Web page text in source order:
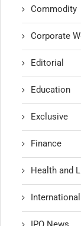
Commodity
Corporate
Editorial
Education
Exclusive
Finance
Health and
International